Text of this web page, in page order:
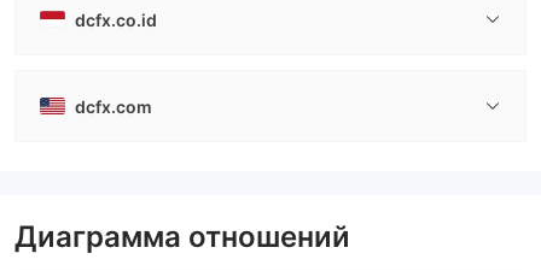
dcfx.co.id
dcfx.com
Диаграмма отношений